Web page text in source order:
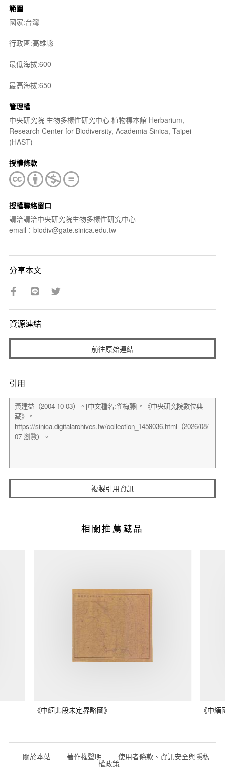
範圍
國家:台灣
行政區:高雄縣
最低海拔:600
最高海拔:650
管理權
中央研究院 生物多樣性研究中心 植物標本館 Herbarium,
Research Center for Biodiversity, Academia Sinica, Taipei
(HAST)
授權條款
授權聯絡窗口
請洽請洽中央研究院生物多樣性研究中心
email：biodiv@gate.sinica.edu.tw
分享本文
資源連結
前往原始連結
引用
複製引用資訊
相關推薦藏品
《中緬北段未定界略圖》 《中
關於本站 著作權聲明 使用者條款、資訊安全與隱私
權政策